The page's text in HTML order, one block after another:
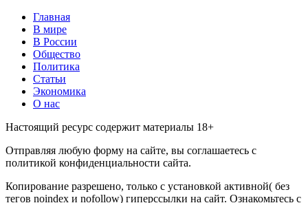
Главная
В мире
В России
Общество
Политика
Статьи
Экономика
О нас
Настоящий ресурс содержит материалы 18+
Отправляя любую форму на сайте, вы соглашаетесь с
политикой конфиденциальности сайта.
Копирование разрешено, только с установкой активной( без
тегов noindex и nofollow) гиперссылки на сайт. Ознакомьтесь с